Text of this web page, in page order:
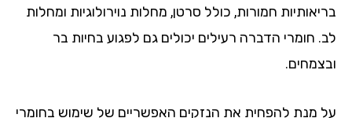
בריאותיות חמורות, כולל סרטן, מחלות נוירולוגיות ומחלות
לב. חומרי הדברה רעילים יכולים גם לפגוע בחיות בר
ובצמחים.
על מנת להפחית את הנזקים האפשריים של שימוש בחומרי